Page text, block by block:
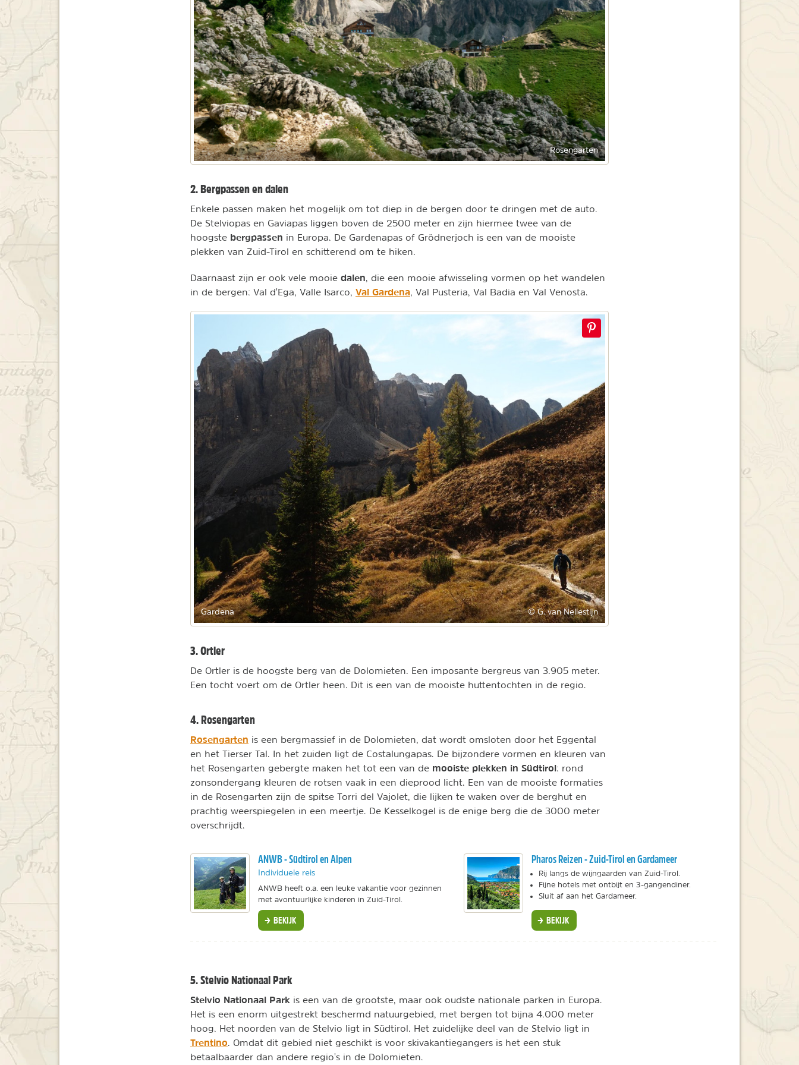
Rosengarten
2. Bergpassen en dalen
Enkele passen maken het mogelijk om tot diep in de bergen door te dringen met de auto.
De Stelviopas en Gaviapas liggen boven de 2500 meter en zijn hiermee twee van de
hoogste bergpassen in Europa. De Gardenapas of Grödnerjoch is een van de mooiste
plekken van Zuid-Tirol en schitterend om te hiken.
Daarnaast zijn er ook vele mooie dalen , die een mooie afwisseling vormen op het wandelen
in de bergen: Val d'Ega, Valle Isarco, Val Gardena , Val Pusteria, Val Badia en Val Venosta.
Gardena © G. van Nellestijn
3. Ortler
De Ortler is de hoogste berg van de Dolomieten. Een imposante bergreus van 3.905 meter.
Een tocht voert om de Ortler heen. Dit is een van de mooiste huttentochten in de regio.
4. Rosengarten
Rosengarten is een bergmassief in de Dolomieten, dat wordt omsloten door het Eggental
en het Tierser Tal. In het zuiden ligt de Costalungapas. De bijzondere vormen en kleuren van
het Rosengarten gebergte maken het tot een van de mooiste plekken in Südtirol: rond
zonsondergang kleuren de rotsen vaak in een dieprood licht. Een van de mooiste formaties
in de Rosengarten zijn de spitse Torri del Vajolet, die lijken te waken over de berghut en
prachtig weerspiegelen in een meertje. De Kesselkogel is de enige berg die de 3000 meter
overschrijdt.
ANWB - Südtirol en Alpen
Individuele reis
ANWB heeft o.a. een leuke vakantie voor gezinnen
met avontuurlijke kinderen in Zuid-Tirol.
BEKIJK
Pharos Reizen - Zuid-Tirol en Gardameer
Rij langs de wijngaarden van Zuid-Tirol.
Fijne hotels met ontbijt en 3-gangendiner.
Sluit af aan het Gardameer.
BEKIJK
5. Stelvio Nationaal Park
Stelvio Nationaal Park is een van de grootste, maar ook oudste nationale parken in Europa.
Het is een enorm uitgestrekt beschermd natuurgebied, met bergen tot bijna 4.000 meter
hoog. Het noorden van de Stelvio ligt in Südtirol. Het zuidelijke deel van de Stelvio ligt in
Trentino . Omdat dit gebied niet geschikt is voor skivakantiegangers is het een stuk
betaalbaarder dan andere regio's in de Dolomieten.